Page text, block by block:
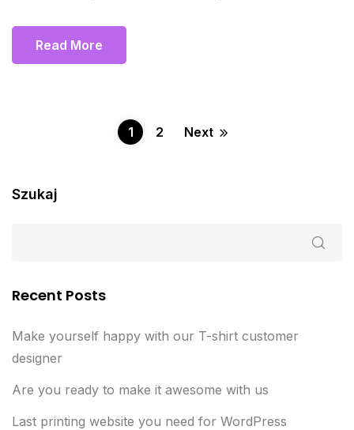
Read More
1 2 Next
Szukaj
Recent Posts
Make yourself happy with our T-shirt customer
designer
Are you ready to make it awesome with us
Last printing website you need for WordPress